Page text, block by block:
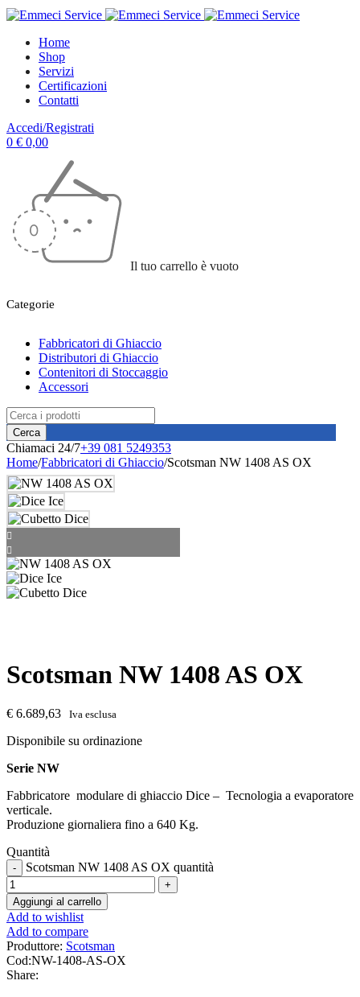
Home
Shop
Servizi
Certificazioni
Contatti
Accedi/Registrati
0 € 0,00
Il tuo carrello è vuoto
Categorie
Fabbricatori di Ghiaccio
Distributori di Ghiaccio
Contenitori di Stoccaggio
Accessori
Chiamaci 24/7+39 081 5249353
Home/Fabbricatori di Ghiaccio/Scotsman NW 1408 AS OX
Scotsman NW 1408 AS OX
€ 6.689,63 Iva esclusa
Disponibile su ordinazione
Serie NW
Fabbricatore modulare di ghiaccio Dice – Tecnologia a evaporatore
verticale.
Produzione giornaliera fino a 640 Kg.
Quantità
Scotsman NW 1408 AS OX quantità
Aggiungi al carrello
Add to wishlist
Add to compare
Produttore: Scotsman
Cod:NW-1408-AS-OX
Share: